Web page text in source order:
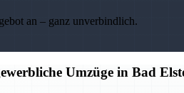
an – ganz unverbindlich.
Umzüge in Bad